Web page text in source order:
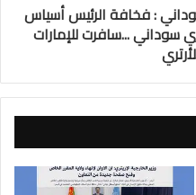
: فخافة الرئيس أسياس
سوداني ...سافرت للإمارات